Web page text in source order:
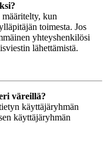
kun
toimesta. Jos
yhteyshenkilösi
lähettämistä.
väreillä?
käyttäjäryhmän
käyttäjäryhmän